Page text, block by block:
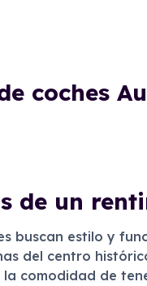
coches
de un
buscan estilo y
del centro
comodidad de